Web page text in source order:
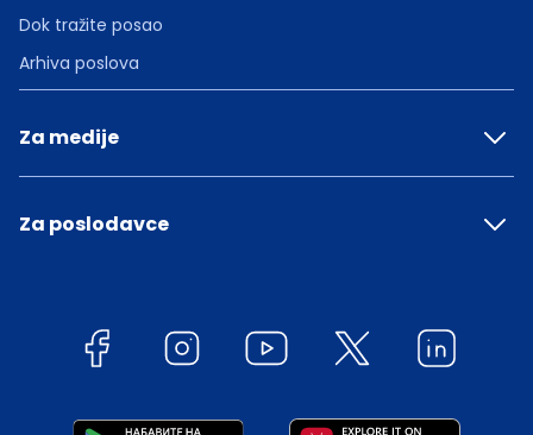
Dok tražite posao
Arhiva poslova
Za medije
Za poslodavce